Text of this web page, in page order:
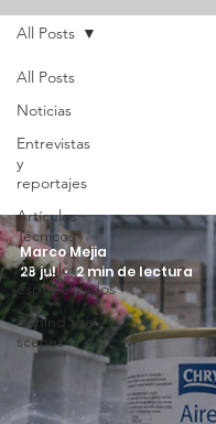
All Posts
Noticias
Entrevistas
y
reportajes
Artículos
Técnicos
Artículos
especializados
Behind the
scenes
All Posts
All Posts
Marco Mejia
28 jul
2 min de lectura